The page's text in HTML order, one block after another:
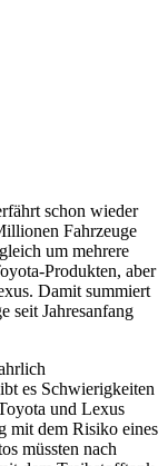
schon wieder
Fahrzeuge
um mehrere
Produkten, aber
Damit summiert
seit Jahresanfang
es Schwierigkeiten
und Lexus
mit dem Risiko eines
müssten nach